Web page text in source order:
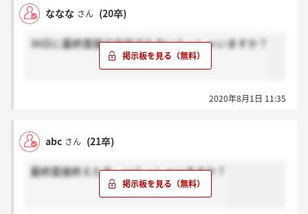
ななな さん (20卒)
30日に最終面接で内定でた方いらっしゃいますか？
2020年8月1日 11:35
abc さん (21卒)
最終面接終えた方、いらっしゃいますか？